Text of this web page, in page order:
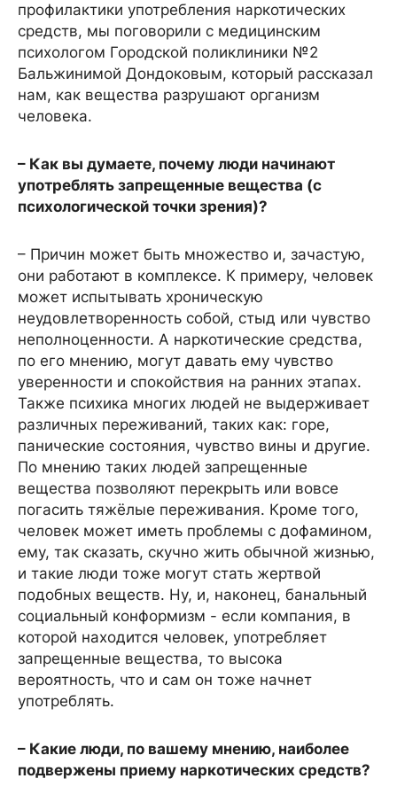
профилактики употребления наркотических
средств, мы поговорили с медицинским
психологом Городской поликлиники №2
Бальжинимой Дондоковым, который рассказал
нам, как вещества разрушают организм
человека.
– Как вы думаете, почему люди начинают
употреблять запрещенные вещества (с
психологической точки зрения)?
– Причин может быть множество и, зачастую,
они работают в комплексе. К примеру, человек
может испытывать хроническую
неудовлетворенность собой, стыд или чувство
неполноценности. А наркотические средства,
по его мнению, могут давать ему чувство
уверенности и спокойствия на ранних этапах.
Также психика многих людей не выдерживает
различных переживаний, таких как: горе,
панические состояния, чувство вины и другие.
По мнению таких людей запрещенные
вещества позволяют перекрыть или вовсе
погасить тяжёлые переживания. Кроме того,
человек может иметь проблемы с дофамином,
ему, так сказать, скучно жить обычной жизнью,
и такие люди тоже могут стать жертвой
подобных веществ. Ну, и, наконец, банальный
социальный конформизм - если компания, в
которой находится человек, употребляет
запрещенные вещества, то высока
вероятность, что и сам он тоже начнет
употреблять.
– Какие люди, по вашему мнению, наиболее
подвержены приему наркотических средств?